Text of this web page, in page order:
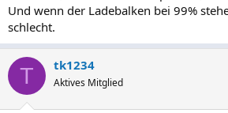
Und wenn der Ladebalken bei 99%
schlecht.
T tk1234
Aktives Mitglied